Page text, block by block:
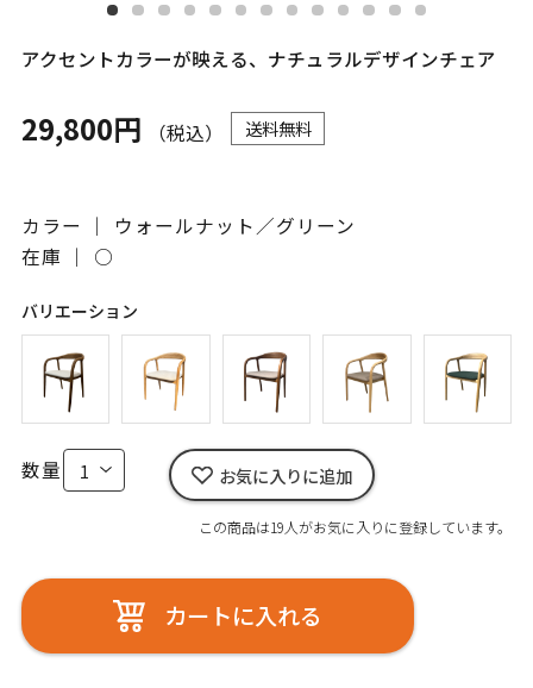
アクセントカラーが映える、ナチュラルデザインチェア
29,800円 （税込） 送料無料
カラー ｜ ウォールナット／グリーン
在庫 ｜ ○
バリエーション
数量 お気に入りに追加
この商品は19人がお気に入りに登録しています。
カートに入れる